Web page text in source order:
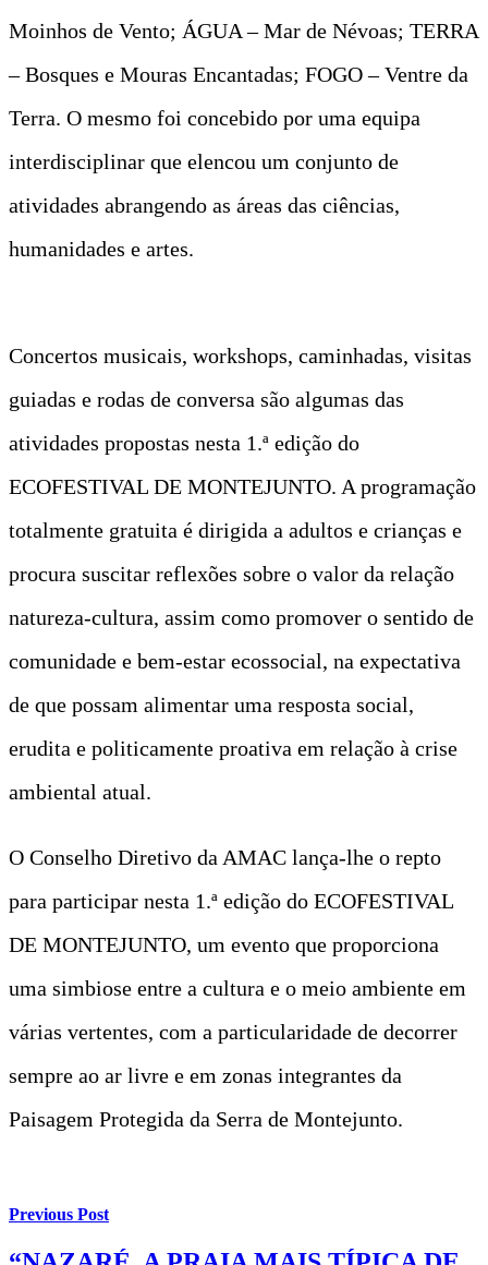
Moinhos de Vento; ÁGUA – Mar de Névoas; TERRA
– Bosques e Mouras Encantadas; FOGO – Ventre da
Terra. O mesmo foi concebido por uma equipa
interdisciplinar que elencou um conjunto de
atividades abrangendo as áreas das ciências,
humanidades e artes.
Concertos musicais, workshops, caminhadas, visitas
guiadas e rodas de conversa são algumas das
atividades propostas nesta 1.ª edição do
ECOFESTIVAL DE MONTEJUNTO. A programação
totalmente gratuita é dirigida a adultos e crianças e
procura suscitar reflexões sobre o valor da relação
natureza-cultura, assim como promover o sentido de
comunidade e bem-estar ecossocial, na expectativa
de que possam alimentar uma resposta social,
erudita e politicamente proativa em relação à crise
ambiental atual.
O Conselho Diretivo da AMAC lança-lhe o repto
para participar nesta 1.ª edição do ECOFESTIVAL
DE MONTEJUNTO, um evento que proporciona
uma simbiose entre a cultura e o meio ambiente em
várias vertentes, com a particularidade de decorrer
sempre ao ar livre e em zonas integrantes da
Paisagem Protegida da Serra de Montejunto.
Previous Post